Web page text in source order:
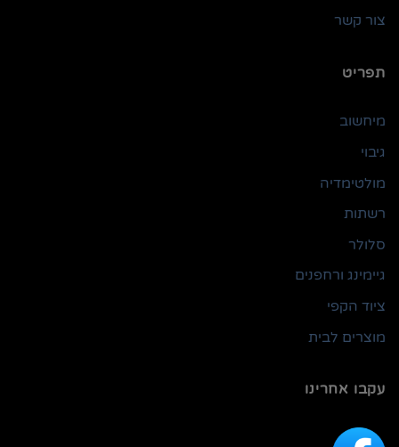
צור קשר
תפריט
מיחשוב
גיבוי
מולטימדיה
רשתות
סלולר
גיימינג ורחפנים
ציוד הקפי
מוצרים לבית
עקבו אחרינו